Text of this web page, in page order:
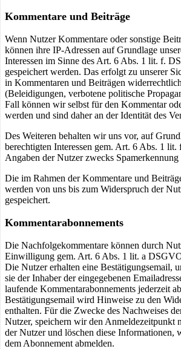
Kommentare und Beiträge
Wenn Nutzer Kommentare oder sonstige
können ihre IP-Adressen auf Grundlage
Interessen im Sinne des Art. 6 Abs. 1 lit. f.
gespeichert werden. Das erfolgt zu unserer
in Kommentaren und Beiträgen
(Beleidigungen, verbotene politische
Fall können wir selbst für den Kommentar
werden und sind daher an der Identität des
Des Weiteren behalten wir uns vor, auf
berechtigten Interessen gem. Art. 6 Abs. 1
Angaben der Nutzer zwecks Spamerkennung
Die im Rahmen der Kommentare und
werden von uns bis zum Widerspruch der
gespeichert.
Kommentarabonnements
Die Nachfolgekommentare können durch
Einwilligung gem. Art. 6 Abs. 1 lit. a
Die Nutzer erhalten eine Bestätigungsemail,
sie der Inhaber der eingegebenen
laufende Kommentarabonnements jederzeit
Bestätigungsemail wird Hinweise zu den
enthalten. Für die Zwecke des Nachweises
Nutzer, speichern wir den Anmeldezeitpunkt
der Nutzer und löschen diese Informationen,
dem Abonnement abmelden.